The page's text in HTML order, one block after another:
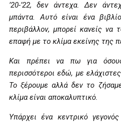
’20-’22, δεν άντεχα. Δεν
μπάντα. Αυτό είναι ένα
περιβάλλον, μπορεί κανείς να
επαφή με το κλίμα εκείνης της
Και πρέπει να πω για
περισσότεροι εδώ, με
Το ξέρουμε αλλά δεν το
κλίμα είναι αποκαλυπτικό.
Υπάρχει ένα κεντρικό